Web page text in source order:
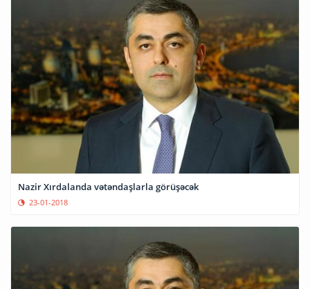
Nazir Xırdalanda vətəndaşlarla görüşəcək
23-01-2018